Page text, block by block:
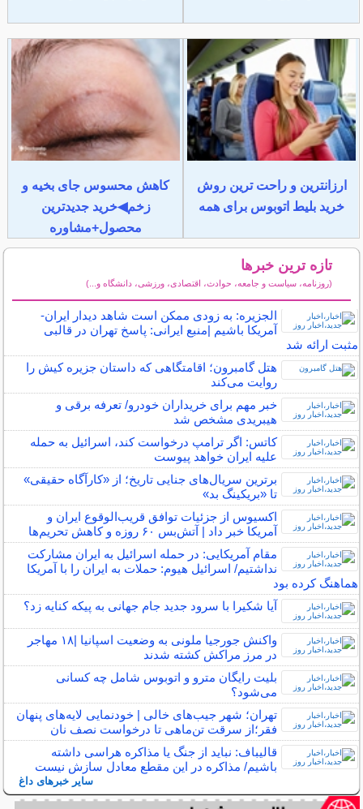
ارزانترین و راحت ترین روش
خرید بلیط اتوبوس برای همه
کاهش محسوس جای بخیه و
زخم◀خرید جدیدترین
محصول+مشاوره
تازه ترین خبرها
(روزنامه، سیاست و جامعه، حوادث، اقتصادی، ورزشی، دانشگاه و...)
الجزیره: به زودی ممکن است شاهد دیدار ایران-
آمریکا باشیم |منبع ایرانی: پاسخ تهران در قالبی
مثبت ارائه شد
هتل گامبرون؛ اقامتگاهی که داستان جزیره کیش را
روایت می‌کند
خبر مهم برای خریداران خودرو/ تعرفه برقی و
هیبریدی مشخص شد
کاتس: اگر ترامپ درخواست کند، اسرائیل به حمله
علیه ایران خواهد پیوست
برترین سریال‌های جنایی تاریخ؛ از «کارآگاه حقیقی»
تا «بریکینگ بد»
اکسیوس از جزئیات توافق قریب‌الوقوع ایران و
آمریکا خبر داد | آتش‌بس ۶۰ روزه و کاهش تحریم‌ها
مقام آمریکایی: در حمله اسرائیل به ایران مشارکت
نداشتیم/ اسرائیل هیوم: حملات به ایران را با آمریکا
هماهنگ کرده بود
آیا شکیرا با سرود جدید جام جهانی به پیکه کنایه زد؟
واکنش جورجیا ملونی به وضعیت اسپانیا |۱۸ مهاجر
در مرز مراکش کشته شدند
بلیت رایگان مترو و اتوبوس شامل چه کسانی
می‌شود؟
تهران؛ شهر جیب‌های خالی | خودنمایی لایه‌های پنهان
فقر؛از سرقت تن‌ماهی تا درخواست نصف نان
قالیباف: نباید از جنگ یا مذاکره هراسی داشته
باشیم/ مذاکره در این مقطع معادل سازش نیست
سایر خبرهای داغ